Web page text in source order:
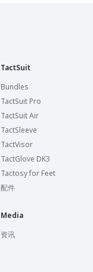
TactSuit
Bundles
TactSuit Pro
TactSuit Air
TactSleeve
TactVisor
TactGlove DK3
Tactosy for Feet
配件
Media
资讯